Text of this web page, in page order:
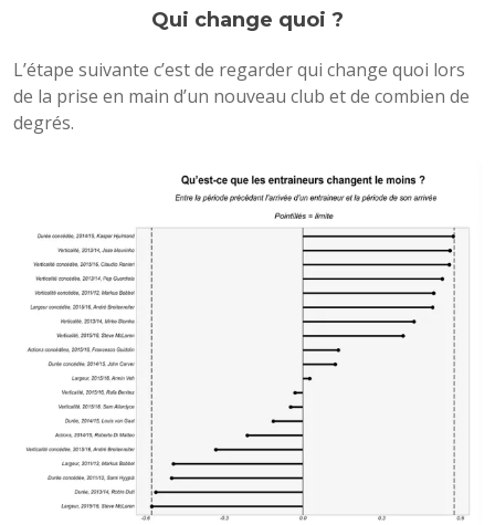
Qui change quoi ?
L’étape suivante c’est de regarder qui change quoi lors
de la prise en main d’un nouveau club et de combien de
degrés.